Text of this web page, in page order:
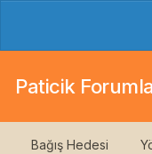
Paticik
Bağış Hedesi